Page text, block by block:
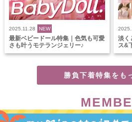
2025.11.28 NEW
最新ベビードール特集｜色気も可愛
さも叶うモテランジェリー♪
淡く
ス&
勝負下着特集をも